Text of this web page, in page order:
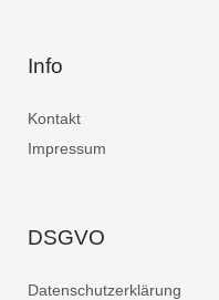
Info
Kontakt
Impressum
DSGVO
Datenschutzerklärung